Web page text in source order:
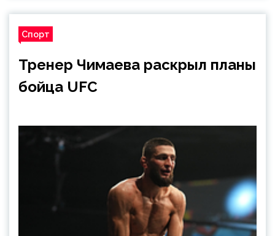
Спорт
Тренер Чимаева раскрыл планы
бойца UFC